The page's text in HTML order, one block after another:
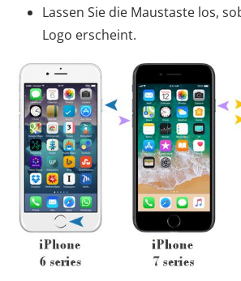
Lassen Sie die Maustaste los,
Logo erscheint.